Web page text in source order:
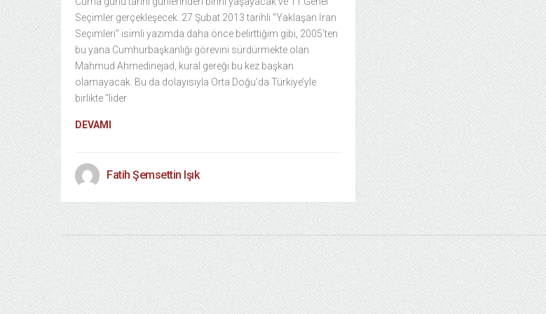
Seçimler gerçekleşecek. 27 Şubat 2013 tarihli “Yaklaşan İran
Seçimleri” isimli yazımda daha önce belirttiğim gibi, 2005’ten
bu yana Cumhurbaşkanlığı görevini sürdürmekte olan
Mahmud Ahmedinejad, kural gereği bu kez başkan
olamayacak. Bu da dolayısıyla Orta Doğu’da Türkiye’yle
birlikte “lider
DEVAMI
Fatih Şemsettin Işık